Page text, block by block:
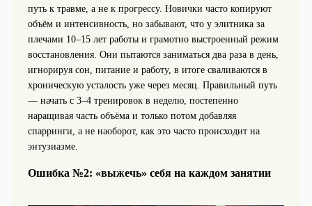
путь к травме, а не к прогрессу. Новички часто копируют
объём и интенсивность, но забывают, что у элитника за
плечами 10–15 лет работы и грамотно выстроенный режим
восстановления. Они пытаются заниматься два раза в день,
игнорируя сон, питание и работу, в итоге сваливаются в
хроническую усталость уже через месяц. Правильный путь
— начать с 3–4 тренировок в неделю, постепенно
наращивая часть объёма и только потом добавляя
спарринги, а не наоборот, как это часто происходит на
энтузиазме.
Ошибка №2: «выжечь» себя на каждом занятии